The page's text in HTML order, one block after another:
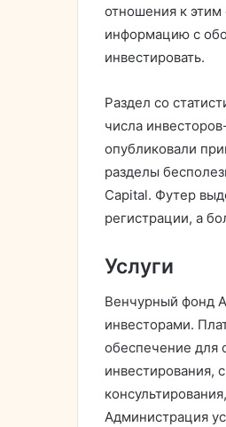
отношения к
информацию с
инвестировать.
Раздел со
числа
опубликовали
разделы
Capital. Футер
регистрации, а
Услуги
Венчурный фонд
инвесторами.
обеспечение для
инвестирования,
Администрация